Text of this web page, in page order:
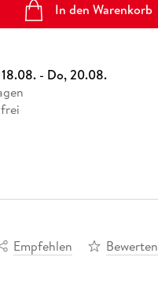
In den Warenkorb
- Do, 20.08.
Empfehlen Bewerten